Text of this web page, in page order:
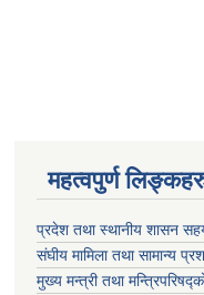
महत्वपुर्ण
प्रदेश तथा स्थानीय शासन
संघीय मामिला तथा सामान्य
मुख्य मन्त्री तथा